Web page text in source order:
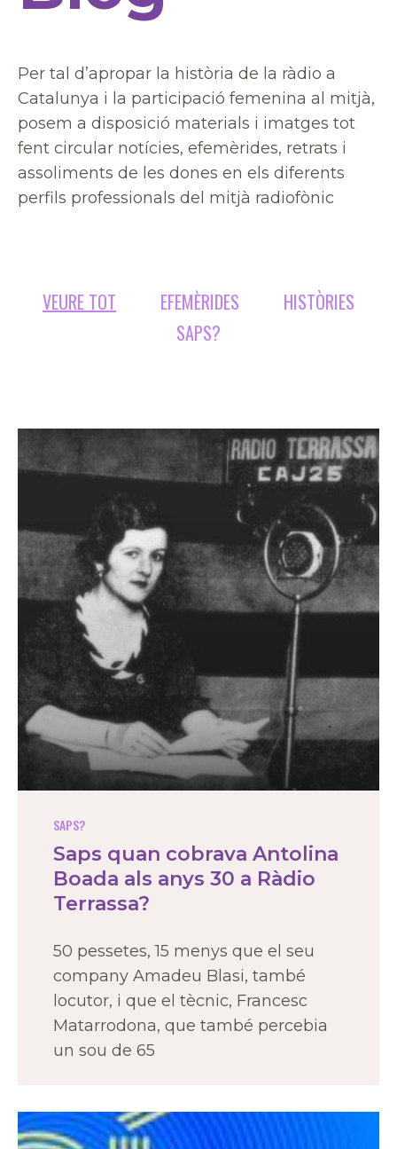
Per tal d’apropar la història de la ràdio a
Catalunya i la participació femenina al mitjà,
posem a disposició materials i imatges tot
fent circular notícies, efemèrides, retrats i
assoliments de les dones en els diferents
perfils professionals del mitjà radiofònic
VEURE TOT EFEMÈRIDES
HISTÒRIES
SAPS?
SAPS?
Saps quan cobrava Antolina
Boada als anys 30 a Ràdio
Terrassa?
50 pessetes, 15 menys que el seu
company Amadeu Blasi, també
locutor, i que el tècnic, Francesc
Matarrodona, que també percebia
un sou de 65